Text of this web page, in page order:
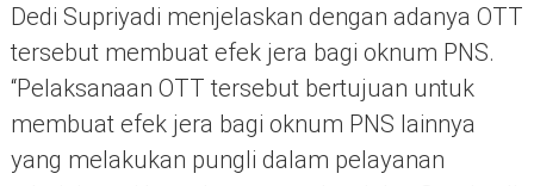
Dedi Supriyadi menjelaskan dengan adanya OTT
tersebut membuat efek jera bagi oknum PNS.
“Pelaksanaan OTT tersebut bertujuan untuk
membuat efek jera bagi oknum PNS lainnya
yang melakukan pungli dalam pelayanan